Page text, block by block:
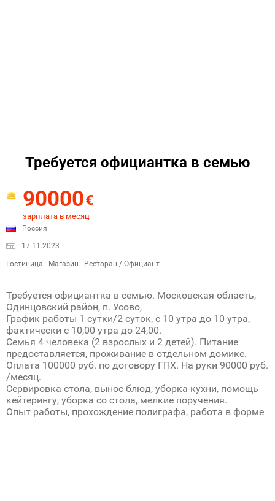
Требуется официантка в семью
90000€
зарплата в месяц
Россия
17.11.2023
Гостиница - Магазин - Ресторан / Официант
Требуется официантка в семью. Московская область,
Одинцовский район, п. Усово,
График работы 1 сутки/2 суток, с 10 утра до 10 утра,
фактически с 10,00 утра до 24,00.
Семья 4 человека (2 взрослых и 2 детей). Питание
предоставляется, проживание в отдельном домике.
Оплата 100000 руб. по договору ГПХ. На руки 90000 руб.
/месяц.
Сервировка стола, вынос блюд, уборка кухни, помощь
кейтерингу, уборка со стола, мелкие поручения.
Опыт работы, прохождение полиграфа, работа в форме